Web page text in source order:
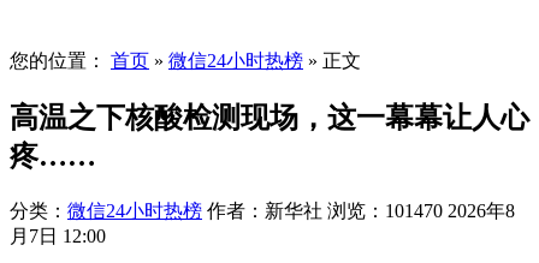
您的位置： 首页 » 微信24小时热榜 » 正文
高温之下核酸检测现场，这一幕幕让人心
疼……
分类： 微信24小时热榜 作者：新华社 浏览：101470 2026年8
月7日 12:00